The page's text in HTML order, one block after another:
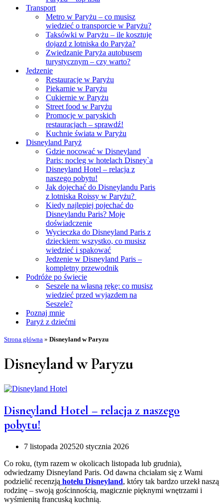
Transport
Metro w Paryżu – co musisz
wiedzieć o transporcie w Paryżu?
Taksówki w Paryżu – ile kosztuje
dojazd z lotniska do Paryża?
Zwiedzanie Paryża autobusem
turystycznym – czy warto?
Jedzenie
Restauracje w Paryżu
Piekarnie w Paryżu
Cukiernie w Paryżu
Street food w Paryżu
Promocje w paryskich
restauracjach – sprawdź!
Kuchnie świata w Paryżu
Disneyland Paryż
Gdzie nocować w Disneyland
Paris: nocleg w hotelach Disney`a
Disneyland Hotel – relacja z
naszego pobytu!
Jak dojechać do Disneylandu Paris
z lotniska Roissy w Paryżu?
Kiedy najlepiej pojechać do
Disneylandu Paris? Moje
doświadczenie
Wycieczka do Disneyland Paris z
dzieckiem: wszystko, co musisz
wiedzieć i spakować
Jedzenie w Disneyland Paris –
kompletny przewodnik
Podróże po świecie
Seszele na własną rękę: co musisz
wiedzieć przed wyjazdem na
Seszele?
Poznaj mnie
Paryż z dziećmi
Strona główna » Disneyland w Paryzu
Disneyland w Paryzu
Disneyland Hotel – relacja z naszego
pobytu!
7 listopada 202520 stycznia 2026
Co roku, (tym razem w okolicach listopada lub grudnia),
odwiedzamy Disneyland Paris. Od dawna chciałam się z Wami
podzielić recenzją hotelu Disneyland, który tak bardzo urzekł naszą
rodzinę – swoją gościnnością, magicznie pięknymi wnętrzami i
wyśmienitą francuską kuchnią.